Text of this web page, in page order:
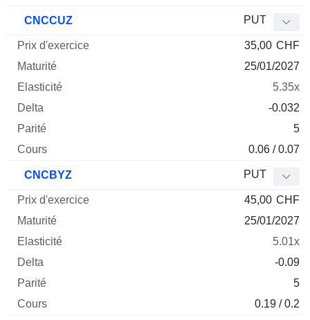
CNCCUZ PUT
35,00 CHF
25/01/2027
5.35x
-0.032
5
0.06 / 0.07
CNCBYZ PUT
45,00 CHF
25/01/2027
5.01x
-0.09
5
0.19 / 0.2